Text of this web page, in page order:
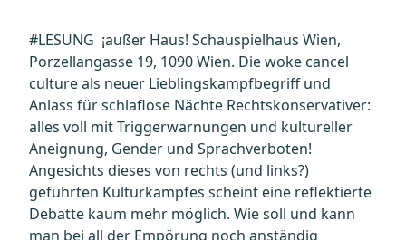
#LESUNG ¡außer Haus! Schauspielhaus Wien,
Porzellangasse 19, 1090 Wien. Die woke cancel
culture als neuer Lieblingskampfbegriff und
Anlass für schlaflose Nächte Rechtskonservativer:
alles voll mit Triggerwarnungen und kultureller
Aneignung, Gender und Sprachverboten!
Angesichts dieses von rechts (und links?)
geführten Kulturkampfes scheint eine reflektierte
Debatte kaum mehr möglich. Wie soll und kann
man bei all der Empörung noch anständig